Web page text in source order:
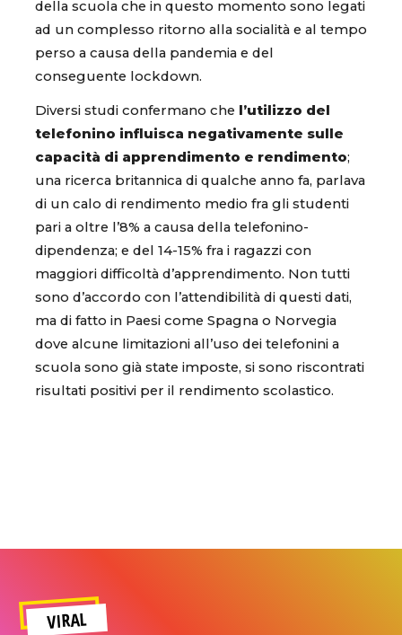
della scuola che in questo momento sono legati
ad un complesso ritorno alla socialità e al tempo
perso a causa della pandemia e del
conseguente lockdown.
Diversi studi confermano che l’utilizzo del
telefonino influisca negativamente sulle
capacità di apprendimento e rendimento;
una ricerca britannica di qualche anno fa, parlava
di un calo di rendimento medio fra gli studenti
pari a oltre l’8% a causa della telefonino-
dipendenza; e del 14-15% fra i ragazzi con
maggiori difficoltà d’apprendimento. Non tutti
sono d’accordo con l’attendibilità di questi dati,
ma di fatto in Paesi come Spagna o Norvegia
dove alcune limitazioni all’uso dei telefonini a
scuola sono già state imposte, si sono riscontrati
risultati positivi per il rendimento scolastico.
VIRAL